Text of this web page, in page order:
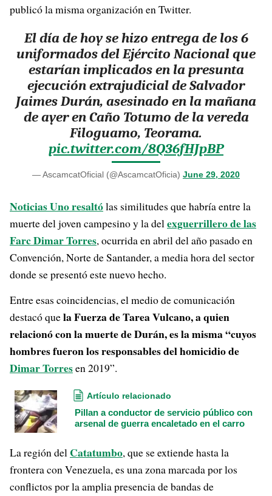
publicó la misma organización en Twitter.
El día de hoy se hizo entrega de los 6
uniformados del Ejército Nacional que
estarían implicados en la presunta
ejecución extrajudicial de Salvador
Jaimes Durán, asesinado en la mañana
de ayer en Caño Totumo de la vereda
Filoguamo, Teorama.
pic.twitter.com/8Q36fHJpBP
— AscamcatOficial (@AscamcatOficia) June 29, 2020
Noticias Uno resaltólas similitudes que habría entre la
muerte del joven campesino y la delexguerrillero de las
Farc Dimar Torres, ocurrida en abril del año pasado en
Convención, Norte de Santander, a media hora del sector
donde se presentó este nuevo hecho.
Entre esas coincidencias, el medio de comunicación
destacó quela Fuerza de Tarea Vulcano, a quien
relacionó con la muerte de Durán, es la misma “cuyos
hombres fueron los responsables del homicidio de
Dimar Torresen 2019”.
Artículo relacionado
Pillan a conductor de servicio público con
arsenal de guerra encaletado en el carro
La región del Catatumbo, que se extiende hasta la
frontera con Venezuela, es una zona marcada por los
conflictos por la amplia presencia de bandas de